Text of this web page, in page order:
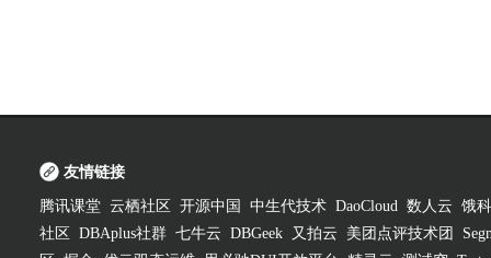
友情链接
腾讯课堂 云栖社区 开源中国 中生代技术 DaoCloud 数人云 饿
社区
DBAplus社群 七牛云 DBGeek 又拍云 美团点评技术团